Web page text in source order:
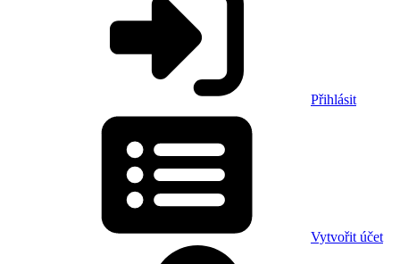
Přihlásit
Vytvořit účet